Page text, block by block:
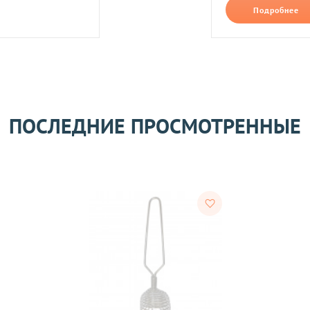
В формате jpg, png,
следующим образом:
качества согласно Закону «О защите прав потребителей»
получения товара покупателем.
Подробнее
ПОСЛЕДНИЕ ПРОСМОТРЕННЫЕ